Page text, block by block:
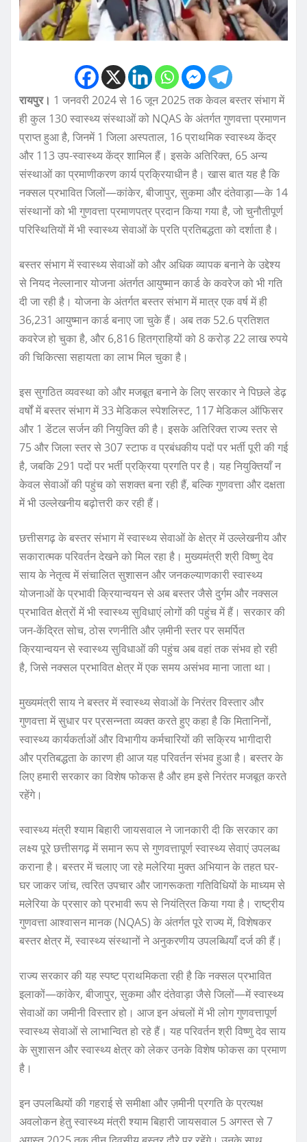
रायपुर। 1 जनवरी 2024 से 16 जून 2025 तक केवल बस्तर संभाग में
ही कुल 130 स्वास्थ्य संस्थाओं को NQAS के अंतर्गत गुणवत्ता प्रमाणन
प्राप्त हुआ है, जिनमें 1 जिला अस्पताल, 16 प्राथमिक स्वास्थ्य केंद्र
और 113 उप-स्वास्थ्य केंद्र शामिल हैं। इसके अतिरिक्त, 65 अन्य
संस्थाओं का प्रमाणीकरण कार्य प्रक्रियाधीन है। खास बात यह है कि
नक्सल प्रभावित जिलों—कांकेर, बीजापुर, सुकमा और दंतेवाड़ा—के 14
संस्थानों को भी गुणवत्ता प्रमाणपत्र प्रदान किया गया है, जो चुनौतीपूर्ण
परिस्थितियों में भी स्वास्थ्य सेवाओं के प्रति प्रतिबद्धता को दर्शाता है।
बस्तर संभाग में स्वास्थ्य सेवाओं को और अधिक व्यापक बनाने के उद्देश्य
से नियद नेल्लानार योजना अंतर्गत आयुष्मान कार्ड के कवरेज को भी गति
दी जा रही है। योजना के अंतर्गत बस्तर संभाग में मात्र एक वर्ष में ही
36,231 आयुष्मान कार्ड बनाए जा चुके हैं। अब तक 52.6 प्रतिशत
कवरेज हो चुका है, और 6,816 हितग्राहियों को 8 करोड़ 22 लाख रुपये
की चिकित्सा सहायता का लाभ मिल चुका है।
इस सुगठित व्यवस्था को और मजबूत बनाने के लिए सरकार ने पिछले डेढ़
वर्षों में बस्तर संभाग में 33 मेडिकल स्पेशलिस्ट, 117 मेडिकल ऑफिसर
और 1 डेंटल सर्जन की नियुक्ति की है। इसके अतिरिक्त राज्य स्तर से
75 और जिला स्तर से 307 स्टाफ व प्रबंधकीय पदों पर भर्ती पूरी की गई
है, जबकि 291 पदों पर भर्ती प्रक्रिया प्रगति पर है। यह नियुक्तियाँ न
केवल सेवाओं की पहुंच को सशक्त बना रही हैं, बल्कि गुणवत्ता और दक्षता
में भी उल्लेखनीय बढ़ोत्तरी कर रही हैं।
छत्तीसगढ़ के बस्तर संभाग में स्वास्थ्य सेवाओं के क्षेत्र में उल्लेखनीय और
सकारात्मक परिवर्तन देखने को मिल रहा है। मुख्यमंत्री श्री विष्णु देव
साय के नेतृत्व में संचालित सुशासन और जनकल्याणकारी स्वास्थ्य
योजनाओं के प्रभावी क्रियान्वयन से अब बस्तर जैसे दुर्गम और नक्सल
प्रभावित क्षेत्रों में भी स्वास्थ्य सुविधाएं लोगों की पहुंच में हैं। सरकार की
जन-केंद्रित सोच, ठोस रणनीति और ज़मीनी स्तर पर समर्पित
क्रियान्वयन से स्वास्थ्य सुविधाओं की पहुंच अब वहां तक संभव हो रही
है, जिसे नक्सल प्रभावित क्षेत्र में एक समय असंभव माना जाता था।
मुख्यमंत्री साय ने बस्तर में स्वास्थ्य सेवाओं के निरंतर विस्तार और
गुणवत्ता में सुधार पर प्रसन्नता व्यक्त करते हुए कहा है कि मितानिनों,
स्वास्थ्य कार्यकर्ताओं और विभागीय कर्मचारियों की सक्रिय भागीदारी
और प्रतिबद्धता के कारण ही आज यह परिवर्तन संभव हुआ है। बस्तर के
लिए हमारी सरकार का विशेष फोकस है और हम इसे निरंतर मजबूत करते
रहेंगे।
स्वास्थ्य मंत्री श्याम बिहारी जायसवाल ने जानकारी दी कि सरकार का
लक्ष्य पूरे छत्तीसगढ़ में समान रूप से गुणवत्तापूर्ण स्वास्थ्य सेवाएं उपलब्ध
कराना है। बस्तर में चलाए जा रहे मलेरिया मुक्त अभियान के तहत घर-
घर जाकर जांच, त्वरित उपचार और जागरूकता गतिविधियों के माध्यम से
मलेरिया के प्रसार को प्रभावी रूप से नियंत्रित किया गया है। राष्ट्रीय
गुणवत्ता आश्वासन मानक (NQAS) के अंतर्गत पूरे राज्य में, विशेषकर
बस्तर क्षेत्र में, स्वास्थ्य संस्थानों ने अनुकरणीय उपलब्धियाँ दर्ज की हैं।
राज्य सरकार की यह स्पष्ट प्राथमिकता रही है कि नक्सल प्रभावित
इलाकों—कांकेर, बीजापुर, सुकमा और दंतेवाड़ा जैसे जिलों—में स्वास्थ्य
सेवाओं का जमीनी विस्तार हो। आज इन अंचलों में भी लोग गुणवत्तापूर्ण
स्वास्थ्य सेवाओं से लाभान्वित हो रहे हैं। यह परिवर्तन श्री विष्णु देव साय
के सुशासन और स्वास्थ्य क्षेत्र को लेकर उनके विशेष फोकस का प्रमाण
है।
इन उपलब्धियों की गहराई से समीक्षा और ज़मीनी प्रगति के प्रत्यक्ष
अवलोकन हेतु स्वास्थ्य मंत्री श्याम बिहारी जायसवाल 5 अगस्त से 7